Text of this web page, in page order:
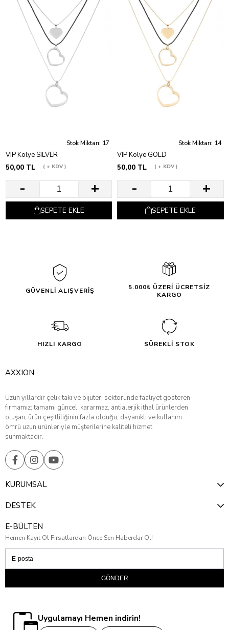
Stok Miktarı: 17
VIP Kolye SILVER
50,00 TL
+ KDV
SEPETE EKLE
Stok Miktarı: 14
VIP Kolye GOLD
50,00 TL
+ KDV
SEPETE EKLE
GÜVENLİ ALIŞVERİŞ
5.000₺ ÜZERİ ÜCRETSİZ
KARGO
HIZLI KARGO SÜREKLİ STOK
AXXION
Uzun yıllardır çelik takı ve bijuteri sektöründe faaliyet gösteren
firmamız; tamamı güncel, kararmaz, antialerjik ithal ürünlerden
oluşan, ürün çeşitliliğinin fazla olduğu, dayanıklı ve kullanım
ömrü uzun ürünleriyle müşterilerine kaliteli hizmet
sunmaktadır.
KURUMSAL
DESTEK
E-BÜLTEN
Hemen Kayıt Ol Fırsatlardan Önce Sen Haberdar Ol!
GÖNDER
Uygulamayı Hemen indirin!